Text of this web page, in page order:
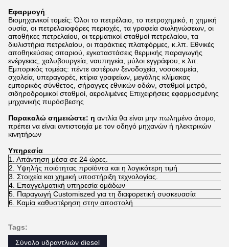
Εφαρμογή:
Βιομηχανικοί τομείς: Όλοι το πετρέλαιο, το πετροχημικό, η χημική
ουσία, οι πετρελαιοφόρες περιοχές, τα γραφεία σωληνώσεων, οι
αποθήκες πετρελαίου, οι τερματικοί σταθμοί πετρελαίου, τα
διυλιστήρια πετρελαίου, οι παράκτιες πλατφόρμες, κ.λπ. Εθνικές
αποθηκεύσεις σιταριού, εγκαταστάσεις θερμικής παραγωγής
ενέργειας, χαλυβουργεία, ναυπηγεία, μύλοι εγγράφου, κ.λπ.
Εμπορικός τομέας: πέντε αστέρων ξενοδοχεία, νοσοκομεία,
σχολεία, υπεραγορές, κτίρια γραφείων, μεγάλης κλίμακας
εμπορικός σύνθετος, σήραγγες εθνικών οδών, σταθμοί μετρό,
σιδηροδρομικοί σταθμοί, αερολιμένες Επιχειρήσεις εφαρμοσμένης
μηχανικής πυρόσβεσης
Παρακαλώ σημειώστε: η αντλία θα είναι μην πωλημένο άτομο,
πρέπει να είναι αντιστοιχία με τον οδηγό μηχανών ή ηλεκτρικών
κινητήρων
Υπηρεσία
1. Απάντηση μέσα σε 24 ώρες.
2. Υψηλής ποιότητας προϊόντα και η λογικότερη τιμή
3. Στοιχεία και χημική υποστήριξη τεχνολογίας.
4. Επαγγελματική υπηρεσία ομάδων
5. Παραγωγή Customiszed για τη διαφορετική συσκευασία
6. Καμία καθυστέρηση στην αποστολή
Tags:
Σύνολο υδραντλιών diesel